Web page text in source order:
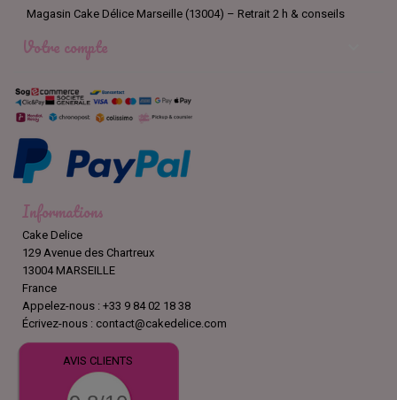
Magasin Cake Délice Marseille (13004) – Retrait 2 h & conseils
Votre compte
Informations
Cake Delice
129 Avenue des Chartreux
13004 MARSEILLE
France
Appelez-nous : +33 9 84 02 18 38
Écrivez-nous : contact@cakedelice.com
AVIS CLIENTS